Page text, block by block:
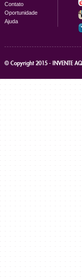
Contato
Oportunidade
Ajuda
© Copyright 2015 - INVENTE